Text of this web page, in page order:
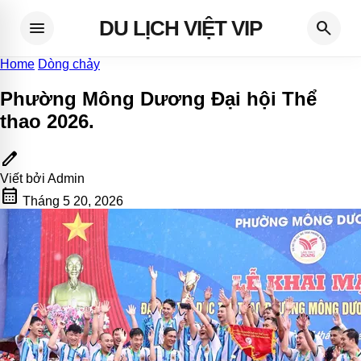
menu DU LỊCH VIỆT VIP search
Home Dòng chảy
Phường Mông Dương Đại hội Thể
thao 2026.
edit
Viết bởi Admin
calendar_month Tháng 5 20, 2026